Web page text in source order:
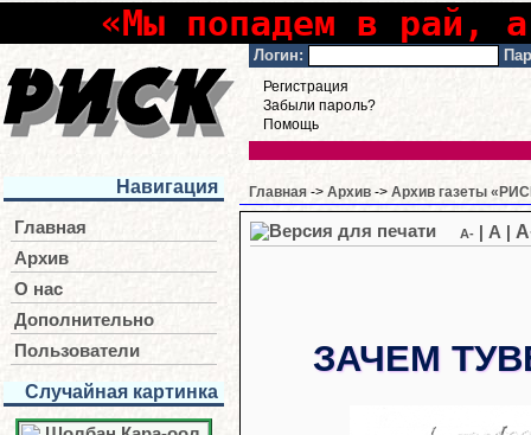
«Мы попадем в рай,
Логин:
Регистрация
Забыли пароль?
Помощь
Навигация
Главная
Архив
О нас
Дополнительно
Пользователи
Случайная картинка
Главная -> Архив -> Архив газеты
A- A
ЗАЧЕМ